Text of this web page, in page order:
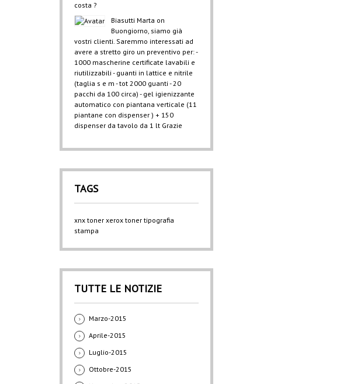
costa ?
Biasutti Marta on
Buongiorno, siamo già
vostri clienti. Saremmo interessati ad
avere a stretto giro un preventivo per: -
1000 mascherine certificate lavabili e
riutilizzabili - guanti in lattice e nitrile
(taglia s e m - tot 2000 guanti - 20
pacchi da 100 circa) - gel igienizzante
automatico con piantana verticale (11
piantane con dispenser ) + 150
dispenser da tavolo da 1 lt Grazie
TAGS
xnx toner xerox toner tipografia
stampa
TUTTE LE NOTIZIE
Marzo-2015
Aprile-2015
Luglio-2015
Ottobre-2015